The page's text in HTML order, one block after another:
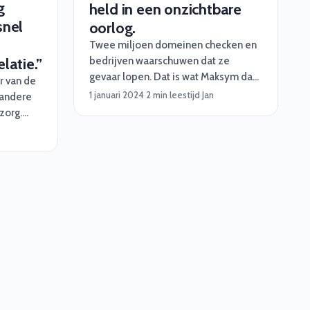
van de
held in een onzichtbare
oorlog.
Twee miljoen domeinen checken en
bedrijven waarschuwen dat ze
gevaar lopen. Dat is wat Maksym dag
in dag uit doet als ethisch hacker.
1 januari 2024·2 min leestijd·Jan